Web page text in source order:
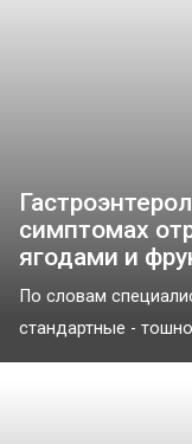
симптомах
ягодами и
По словам
стандартные -